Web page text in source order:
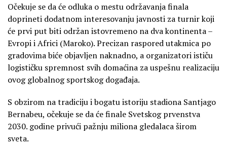
Očekuje se da će odluka o mestu održavanja finala
doprineti dodatnom interesovanju javnosti za turnir koji
će prvi put biti održan istovremeno na dva kontinenta –
Evropi i Africi (Maroko). Precizan raspored utakmica po
gradovima biće objavljen naknadno, a organizatori ističu
logističku spremnost svih domaćina za uspešnu realizaciju
ovog globalnog sportskog događaja.
S obzirom na tradiciju i bogatu istoriju stadiona Santjago
Bernabeu, očekuje se da će finale Svetskog prvenstva
2030. godine privući pažnju miliona gledalaca širom
sveta.